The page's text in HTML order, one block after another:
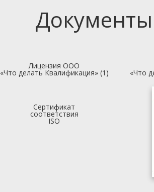
Лицензия ООО
«Что делать Квалификация» (1) «Что
Сертификат
соответствия
ISO